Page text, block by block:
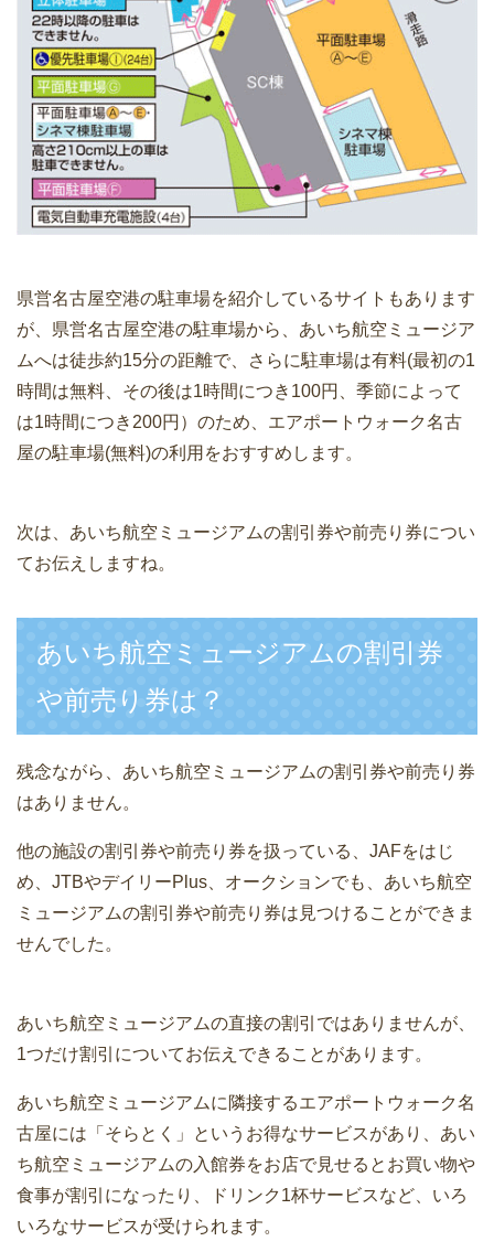
県営名古屋空港の駐車場を紹介しているサイトもあります
が、県営名古屋空港の駐車場から、あいち航空ミュージア
ムへは徒歩約15分の距離で、さらに駐車場は有料(最初の1
時間は無料、その後は1時間につき100円、季節によって
は1時間につき200円）のため、エアポートウォーク名古
屋の駐車場(無料)の利用をおすすめします。
次は、あいち航空ミュージアムの割引券や前売り券につい
てお伝えしますね。
あいち航空ミュージアムの割引券
や前売り券は？
残念ながら、あいち航空ミュージアムの割引券や前売り券
はありません。
他の施設の割引券や前売り券を扱っている、JAFをはじ
め、JTBやデイリーPlus、オークションでも、あいち航空
ミュージアムの割引券や前売り券は見つけることができま
せんでした。
あいち航空ミュージアムの直接の割引ではありませんが、
1つだけ割引についてお伝えできることがあります。
あいち航空ミュージアムに隣接するエアポートウォーク名
古屋には「そらとく」というお得なサービスがあり、あい
ち航空ミュージアムの入館券をお店で見せるとお買い物や
食事が割引になったり、ドリンク1杯サービスなど、いろ
いろなサービスが受けられます。